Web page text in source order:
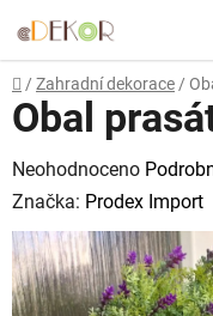
na
obsah
Domů
/ Zahradní dekorace /
Obal
Průměrné
hodnocení
produktu
je
0,0
Neohodnoceno
Značka: Prodex Import